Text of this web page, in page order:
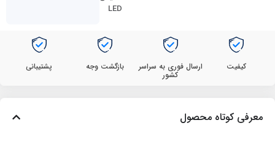
LED
کیفیت ارسال فوری به سراسر
کشور
بازگشت وجه پشتیبانی
معرفی کوتاه محصول